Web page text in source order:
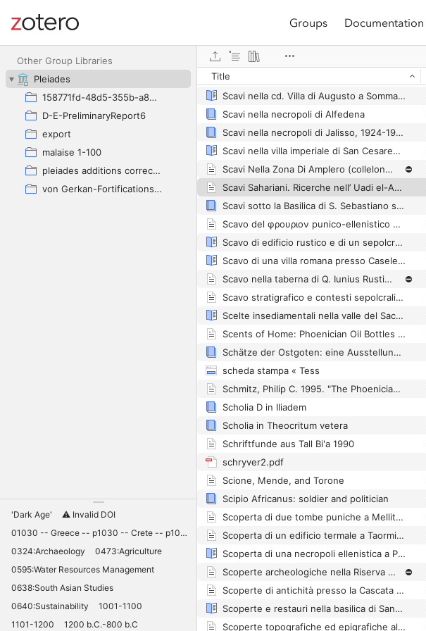
Site navigation
Groups Documentation
Other Group Libraries
Pleiades
158771fd-48d5-355b-a887-59923900a426
D-E-PreliminaryReport6
export
malaise 1-100
pleiades additions corrected
von Gerkan-Fortifications(Dura)
'Dark Age'
⚠️ Invalid DOI
01030 -- Greece -- p1030 -- Crete -- p1030 -- Knossos -- 11030 -- palaces -- Minoan -- 10420
0324:Archaeology
0473:Agriculture
0595:Water Resources Management
0638:South Asian Studies
0640:Sustainability
1001-1100
1101-1200
1200 b.C.-800 b.C
Title ⛔
Scavi nella cd. Villa di Augusto a Somma Vesuviana. Aggiornamenti dalle indagini 2012-2014
Scavi nella necropoli di Alfedena
Scavi nella necropoli di Jalisso, 1924-1928
Scavi nella villa imperiale di San Cesareo (Roma)
Scavi Nella Zona Di Amplero (collelongo) Relazione Preliminare 1969-1971
⛔
Scavi Sahariani. Ricerche nell’ Uadi el-Agial e nell’ Oasi di Gat
Scavi sotto la Basilica di S. Sebastiano sull'Appia Antica
Scavo del φρoυριoν punico-ellenistico di Rocca Nadore.
Scavo di edificio rustico e di un sepolcreto di età repubblicana ad Acilia
Scavo di una villa romana presso Caselette (Torino). Relazione preliminare delle campagne 1973 - 1975
Scavo nella taberna di Q. Iunius Rusticus nell'insula Volusiana
⛔
Scavo stratigrafico e contesti sepolcrali : una questione aperta
Scelte insediamentali nella valle del Sacco durante il Bronzo recente e finale
Scents of Home: Phoenician Oil Bottles from Motya
Schätze der Ostgoten: eine Ausstellung der Maria Curie-Sklodowska Universität Lublin und des Landesmuseums Zamošc
scheda stampa « Tess
Schmitz, Philip C. 1995. "The Phoenician Text from the Etruscan Sanctuary at Pyrgi." Journal of the American Oriental Society 115.4:559-75.
Scholia D in Iliadem
Scholia in Theocritum vetera
Schriftfunde aus Tall Bi'a 1990
schryver2.pdf
Scione, Mende, and Torone
Scipio Africanus: soldier and politician
Scoperta di due tombe puniche a Mellita (Sabratha)
Scoperta di un edificio termale a Taormina
Scoperta di una necropoli ellenistica a Polizzi Generosa (Contrada S: Pietro)
Scoperte archeologiche nella Riserva del Ferrone (Tolfa)
⛔
Scoperte di antichità presso la Cascata delle Marmore
Scoperte e restauri nella basilica di Santo Stefano sulla via Latina
Scoperte topografiche ed epigrafiche al XIV miglio di via Tiburtina; Villa dei Vibii Vari al colle di S. Stefano